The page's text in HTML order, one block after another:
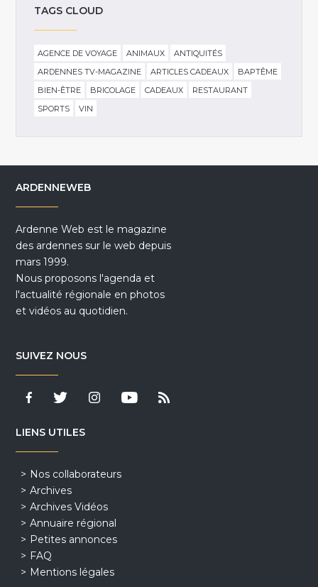
TAGS CLOUD
AGENCE DE VOYAGE ANIMAUX
ANTIQUITÉS
ARDENNES TV-MAGAZINE
ARTICLES CADEAUX
BAPTÊME
BIEN-ÊTRE
BRICOLAGE CADEAUX
RESTAURANT
SPORTS
VIN
ARDENNEWEB
Ardenne Web est le magazine
des ardennes sur le web depuis
mars 1999.
Nous proposons l'agenda et
l'actualité régionale en photos
et vidéos au quotidien.
SUIVEZ NOUS
LIENS UTILES
Nos collaborateurs
Archives
Archives Vidéos
Annuaire régional
Petites annonces
FAQ
Mentions légales